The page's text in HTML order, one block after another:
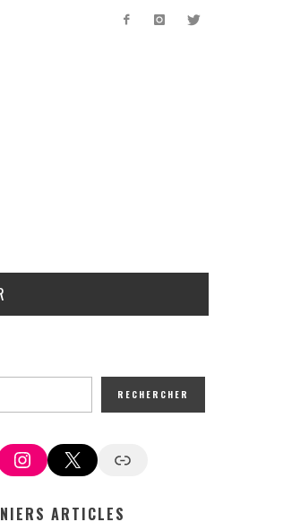
RECHERCHER
Instagram
X Google News
ARTICLES